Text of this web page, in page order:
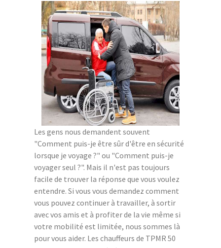
Les gens nous demandent souvent
"Comment puis-je être sûr d'être en sécurité
lorsque je voyage ?" ou "Comment puis-je
voyager seul ?". Mais il n'est pas toujours
facile de trouver la réponse que vous voulez
entendre. Si vous vous demandez comment
vous pouvez continuer à travailler, à sortir
avec vos amis et à profiter de la vie même si
votre mobilité est limitée, nous sommes là
pour vous aider. Les chauffeurs de TPMR 50